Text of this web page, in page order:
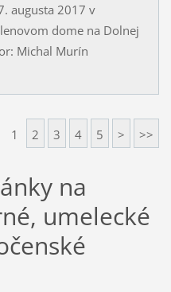
augusta 2017 v
dome na Dolnej
Michal Murín
1 2 3 4 5 > >>
na
umelecké